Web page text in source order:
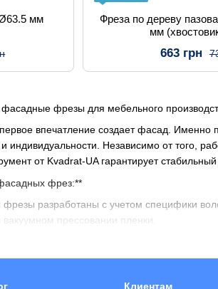
фрезы для мебельного
впечатление создает фасад.
индивидуальности. Независимо от того,
от Kvadrat-UA гарантирует
фрез:**
разработаны с учетом специфики
прессовании пленки.
мм
Фреза по дереву
мм
663 грн
Клиентам